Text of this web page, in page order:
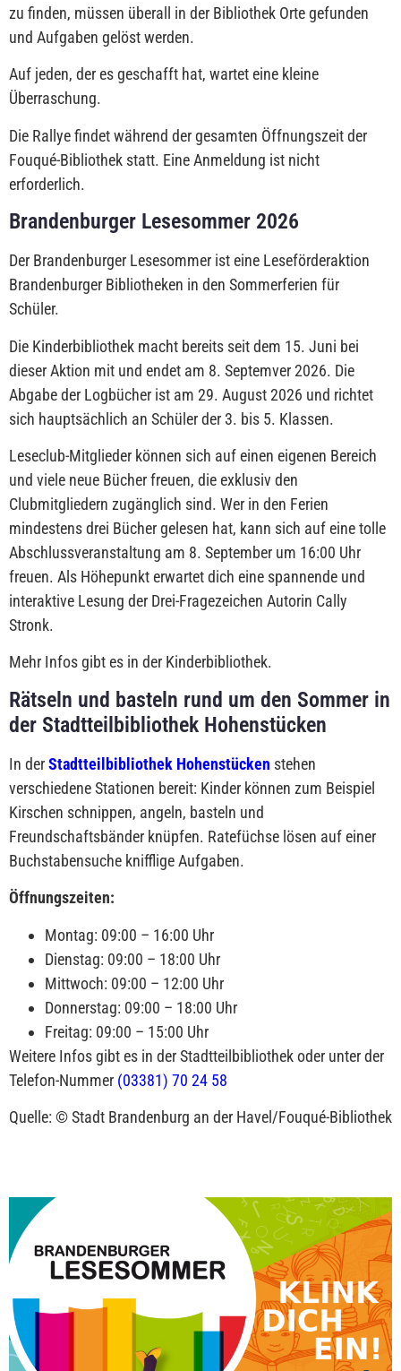
zu finden, müssen überall in der Bibliothek Orte gefunden
und Aufgaben gelöst werden.
Auf jeden, der es geschafft hat, wartet eine kleine
Überraschung.
Die Rallye findet während der gesamten Öffnungszeit der
Fouqué-Bibliothek statt. Eine Anmeldung ist nicht
erforderlich.
Brandenburger Lesesommer 2026
Der Brandenburger Lesesommer ist eine Leseförderaktion
Brandenburger Bibliotheken in den Sommerferien für
Schüler.
Die Kinderbibliothek macht bereits seit dem 15. Juni bei
dieser Aktion mit und endet am 8. Septemver 2026. Die
Abgabe der Logbücher ist am 29. August 2026 und richtet
sich hauptsächlich an Schüler der 3. bis 5. Klassen.
Leseclub-Mitglieder können sich auf einen eigenen Bereich
und viele neue Bücher freuen, die exklusiv den
Clubmitgliedern zugänglich sind. Wer in den Ferien
mindestens drei Bücher gelesen hat, kann sich auf eine tolle
Abschlussveranstaltung am 8. September um 16:00 Uhr
freuen. Als Höhepunkt erwartet dich eine spannende und
interaktive Lesung der Drei-Fragezeichen Autorin Cally
Stronk.
Mehr Infos gibt es in der Kinderbibliothek.
Rätseln und basteln rund um den Sommer in
der Stadtteilbibliothek Hohenstücken
In derStadtteilbibliothek Hohenstücken stehen
verschiedene Stationen bereit: Kinder können zum Beispiel
Kirschen schnippen, angeln, basteln und
Freundschaftsbänder knüpfen. Ratefüchse lösen auf einer
Buchstabensuche knifflige Aufgaben.
Öffnungszeiten:
Montag: 09:00 – 16:00 Uhr
Dienstag: 09:00 – 18:00 Uhr
Mittwoch: 09:00 – 12:00 Uhr
Donnerstag: 09:00 – 18:00 Uhr
Freitag: 09:00 – 15:00 Uhr
Weitere Infos gibt es in der Stadtteilbibliothek oder unter der
Telefon-Nummer (03381) 70 24 58
Quelle: © Stadt Brandenburg an der Havel/Fouqué-Bibliothek